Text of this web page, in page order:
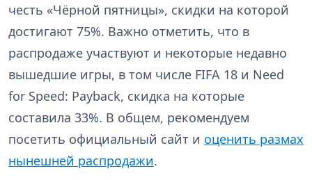
честь «Чёрной пятницы», скидки на которой
достигают 75%. Важно отметить, что в
распродаже участвуют и некоторые недавно
вышедшие игры, в том числе FIFA 18 и Need
for Speed: Payback, скидка на которые
составила 33%. В общем, рекомендуем
посетить официальный сайт и оценить размах
нынешней распродажи.